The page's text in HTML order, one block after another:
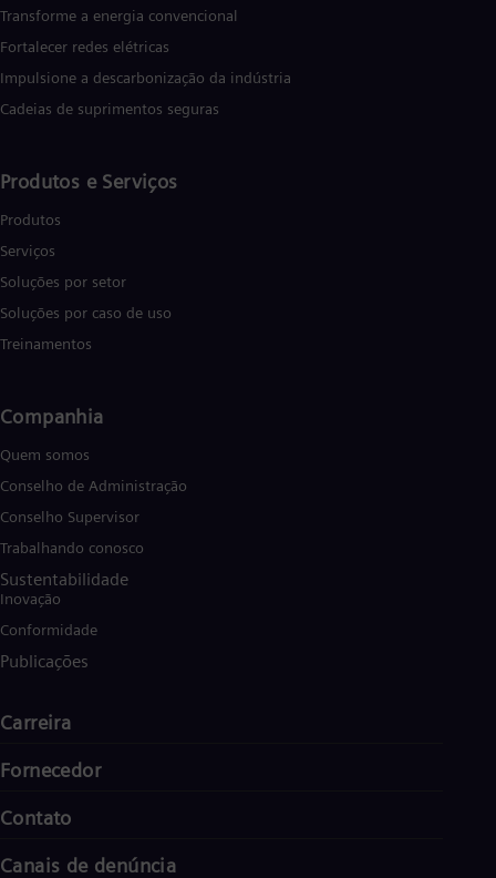
Transforme a energia convencional
Fortalecer redes elétricas
Impulsione a descarbonização da indústria
Cadeias de suprimentos seguras
Produtos e Serviços
Produtos
Serviços
Soluções por setor
Soluções por caso de uso
Treinamentos
Companhia
Quem somos
Conselho de Administração
Conselho Supervisor
Trabalhando conosco
Sustentabilidade
Inovação
Conformidade
Publicações
Carreira
Fornecedor
Contato
Canais de denúncia